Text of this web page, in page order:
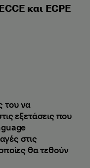
και ECPE
του να
εξετάσεις που
στις
θα τεθούν